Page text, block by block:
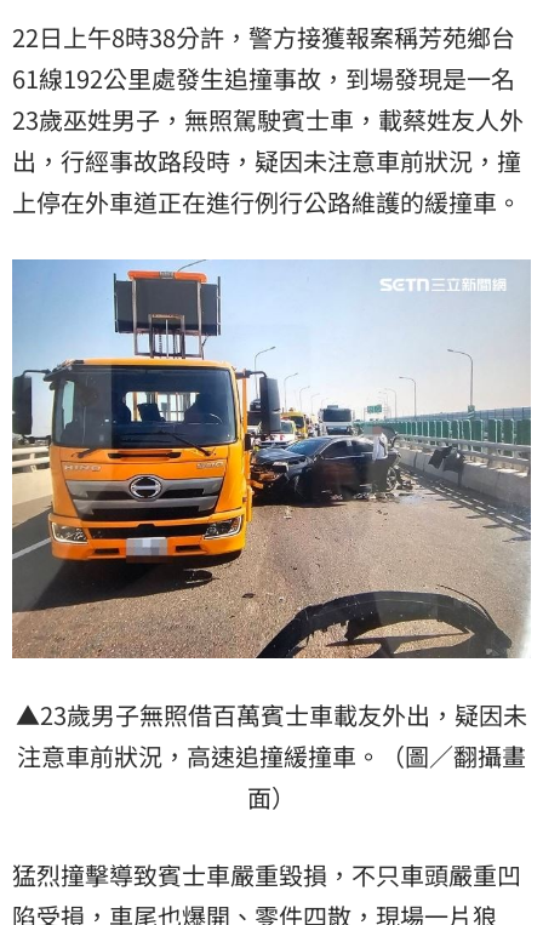
22日上午8時38分許，警方接獲報案稱芳苑鄉台
61線192公里處發生追撞事故，到場發現是一名
23歲巫姓男子，無照駕駛賓士車，載蔡姓友人外
出，行經事故路段時，疑因未注意車前狀況，撞
上停在外車道正在進行例行公路維護的緩撞車。
▲23歲男子無照借百萬賓士車載友外出，疑因未
注意車前狀況，高速追撞緩撞車。（圖／翻攝畫
面）
猛烈撞擊導致賓士車嚴重毀損，不只車頭嚴重凹
陷受損，車尾也爆開、零件四散，現場一片狼